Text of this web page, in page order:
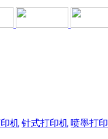
机 针式打印机 喷墨打